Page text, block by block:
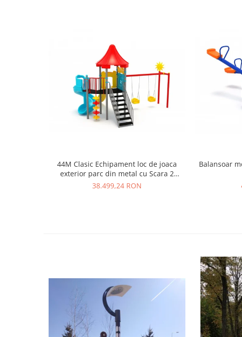
44M Clasic Echipament loc de joaca
exterior parc din metal cu Scara 2
Tobogane 2 Leagane si Cataratoare
38.499,24 RON
Balansoar